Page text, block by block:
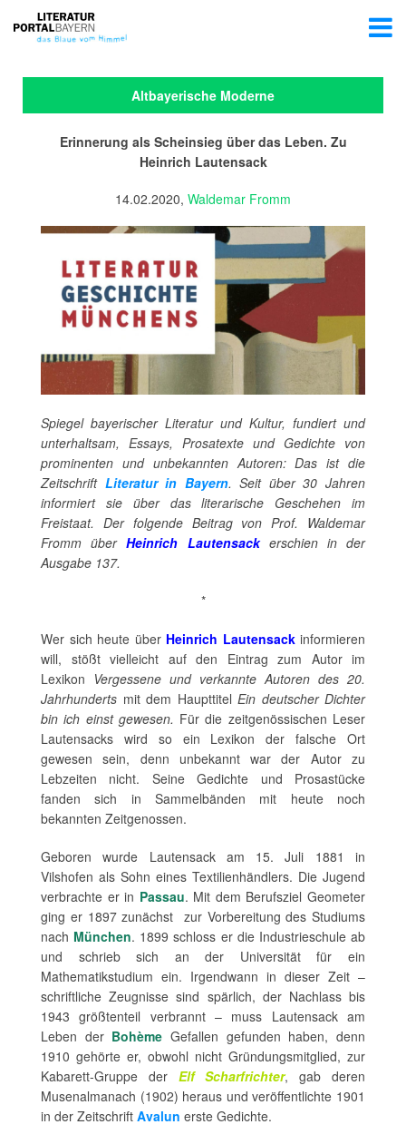
Altbayerische Moderne
Erinnerung als Scheinsieg über das Leben. Zu
Heinrich Lautensack
14.02.2020, Waldemar Fromm
Spiegel bayerischer Literatur und Kultur, fundiert und
unterhaltsam, Essays, Prosatexte und Gedichte von
prominenten und unbekannten Autoren: Das ist die
Zeitschrift Literatur in Bayern. Seit über 30 Jahren
informiert sie über das literarische Geschehen im
Freistaat. Der folgende Beitrag von Prof. Waldemar
Fromm überHeinrich Lautensackerschien in der
Ausgabe 137.
*
Wer sich heute über Heinrich Lautensackinformieren
will, stößt vielleicht auf den Eintrag zum Autor im
Lexikon Vergessene und verkannte Autoren des 20.
Jahrhunderts mit dem Haupttitel Ein deutscher Dichter
bin ich einst gewesen. Für die zeitgenössischen Leser
Lautensacks wird so ein Lexikon der falsche Ort
gewesen sein, denn unbekannt war der Autor zu
Lebzeiten nicht. Seine Gedichte und Prosastücke
fanden sich in Sammelbänden mit heute noch
bekannten Zeitgenossen.
Geboren wurde Lautensack am 15. Juli 1881 in
Vilshofen als Sohn eines Textilienhändlers. Die Jugend
verbrachte er in Passau. Mit dem Berufsziel Geometer
ging er 1897 zunächst zur Vorbereitung des Studiums
nach München. 1899 schloss er die Industrieschule ab
und schrieb sich an der Universität für ein
Mathematikstudium ein. Irgendwann in dieser Zeit –
schriftliche Zeugnisse sind spärlich, der Nachlass bis
1943 größtenteil verbrannt – muss Lautensack am
Leben der Bohème Gefallen gefunden haben, denn
1910 gehörte er, obwohl nicht Gründungsmitglied, zur
Kabarett-Gruppe der Elf Scharfrichter, gab deren
Musenalmanach (1902) heraus und veröffentlichte 1901
in der Zeitschrift Avalun erste Gedichte.